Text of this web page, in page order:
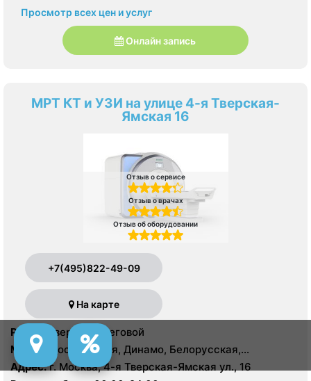
Просмотр всех цен и услуг
Онлайн запись
МРТ КТ и УЗИ на улице 4-я Тверская-
Ямская 16
Отзыв о сервисе
Отзыв о врачах
Отзыв об оборудовании
+7(495)822-49-09
На карте
Район:
Тверской, Беговой
Метро:
Достоевская, Динамо, Белорусская,
Маяковская, Менделеевская, Новослободская,
Пушкинская, Савеловская, Тверская, Трубная,
Адрес: г. Москва, 4-я Тверская-Ямская ул., 16